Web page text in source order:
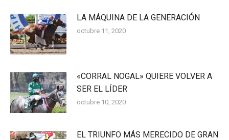
LA MÁQUINA DE LA GENERACIÓN
octubre 11, 2020
«CORRAL NOGAL» QUIERE VOLVER A
SER EL LÍDER
octubre 10, 2020
EL TRIUNFO MÁS MERECIDO DE GRAN